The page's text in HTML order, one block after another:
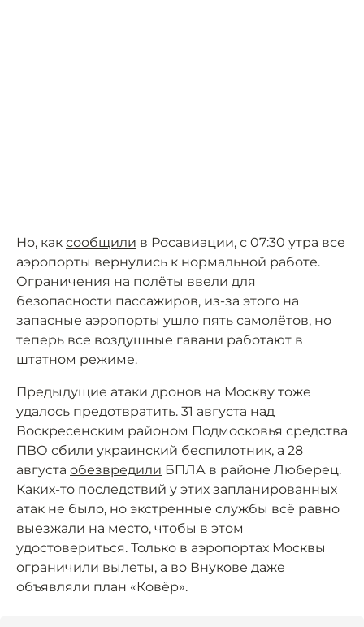
Но, как сообщили в Росавиации, с 07:30 утра все
аэропорты вернулись к нормальной работе.
Ограничения на полёты ввели для
безопасности пассажиров, из-за этого на
запасные аэропорты ушло пять самолётов, но
теперь все воздушные гавани работают в
штатном режиме.
Предыдущие атаки дронов на Москву тоже
удалось предотвратить. 31 августа над
Воскресенским районом Подмосковья средства
ПВО сбили украинский беспилотник, а 28
августа обезвредили БПЛА в районе Люберец.
Каких-то последствий у этих запланированных
атак не было, но экстренные службы всё равно
выезжали на место, чтобы в этом
удостовериться. Только в аэропортах Москвы
ограничили вылеты, а во Внукове даже
объявляли план «Ковёр».